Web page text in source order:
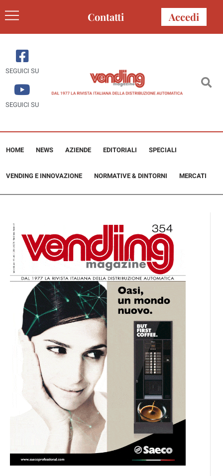
Contatti Accedi
SEGUICI SU
SEGUICI SU
HOME NEWS AZIENDE EDITORIALI SPECIALI
VENDING E INNOVAZIONE NORMATIVE & DINTORNI MERCATI